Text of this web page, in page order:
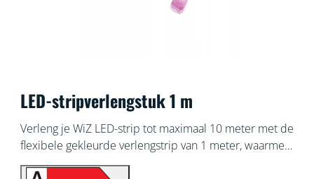
LED-stripverlengstuk 1 m
Verleng je WiZ LED-strip tot maximaal 10 meter met de
flexibele gekleurde verlengstrip van 1 meter, waarmee
je nog meer kleur in je huis brengt.